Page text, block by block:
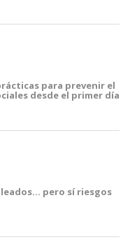
para prevenir el
desde el primer día
pero sí riesgos